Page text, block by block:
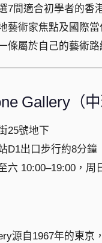
7間適合初學者的香
藝術家焦點及國際
條屬於自己的藝術路
Gallery（中
25號地下
D1出口步行約8分鐘
六 10:00–19:00，周
源自1967年的東京